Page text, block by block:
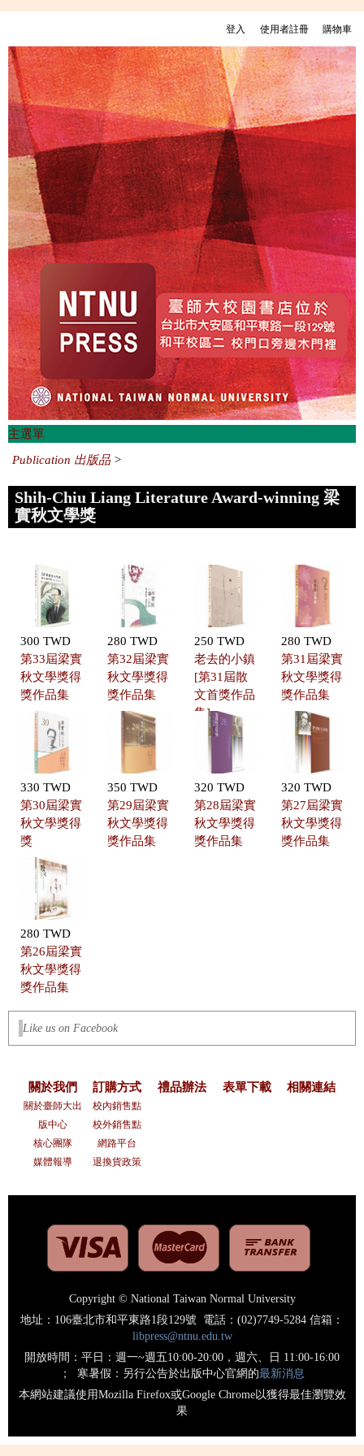
購物車
使用者註冊
登入
主選單
Publication 出版品 >
Shih-Chiu Liang Literature Award-winning 梁
實秋文學獎
300 TWD
第33屆梁實
秋文學獎得
獎作品集
280 TWD
第32屆梁實
秋文學獎得
獎作品集
250 TWD
老去的小鎮
[第31屆散
文首獎作品
集]
280 TWD
第31屆梁實
秋文學獎得
獎作品集
330 TWD
第30屆梁實
秋文學獎得
獎
350 TWD
第29屆梁實
秋文學獎得
獎作品集
320 TWD
第28屆梁實
秋文學獎得
獎作品集
320 TWD
第27屆梁實
秋文學獎得
獎作品集
280 TWD
第26屆梁實
秋文學獎得
獎作品集
Like us on Facebook
關於我們
關於臺師大出
版中心
核心團隊
媒體報導
訂購方式
校內銷售點
校外銷售點
網路平台
退換貨政策
禮品辦法 表單下載 相關連結
Copyright © National Taiwan Normal University
地址：106臺北市和平東路1段129號 電話：(02)7749-5284 信箱：
libpress@ntnu.edu.tw
開放時間：平日：週一~週五10:00-20:00，週六、日 11:00-16:00
； 寒暑假：另行公告於出版中心官網的最新消息
本網站建議使用Mozilla Firefox或Google Chrome以獲得最佳瀏覽效
果